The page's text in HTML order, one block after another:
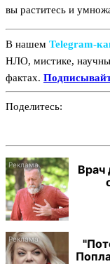
вы раститесь и
В нашем
НЛО, мистике,
фактах.
Поделитесь:
Врач